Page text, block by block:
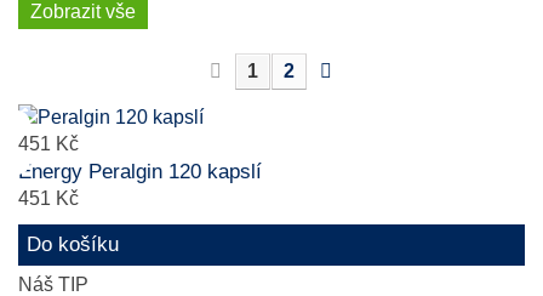
Zobrazit vše
1 2
451 Kč
Energy Peralgin 120 kapslí
451 Kč
Do košíku
Náš TIP